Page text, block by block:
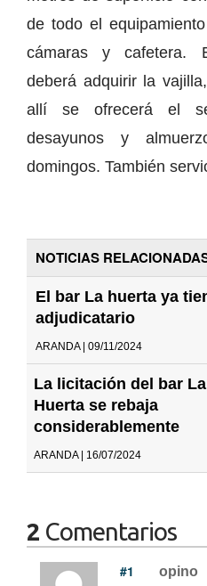
de todo el
cámaras y cafetera.
deberá adquirir la
allí se ofrecerá el
desayunos y
domingos. También
NOTICIAS
El bar La huerta ya
adjudicatario
ARANDA | 09/11/2024
La licitación del bar La
Huerta se rebaja
considerablemente
ARANDA | 16/07/2024
2 Comentarios
#1 opino